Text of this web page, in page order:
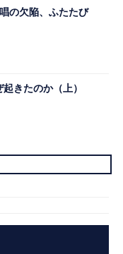
の欠陥、ふたたび
きたのか（上）